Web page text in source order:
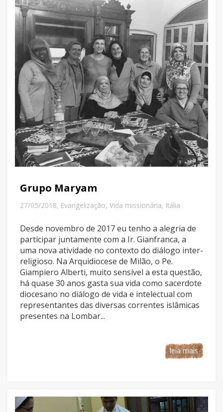
Grupo Maryam
27/05/2018, Evangelização, Vida missionária, Itália
Desde novembro de 2017 eu tenho a alegria de
participar juntamente com a Ir. Gianfranca, a
uma nova atividade no contexto do diálogo inter-
religioso. Na Arquidiocese de Milão, o Pe.
Giampiero Alberti, muito sensível a esta questão,
há quase 30 anos gasta sua vida como sacerdote
diocesano no diálogo de vida e intelectual com
representantes das diversas correntes islâmicas
presentes na Lombar...
leia mais